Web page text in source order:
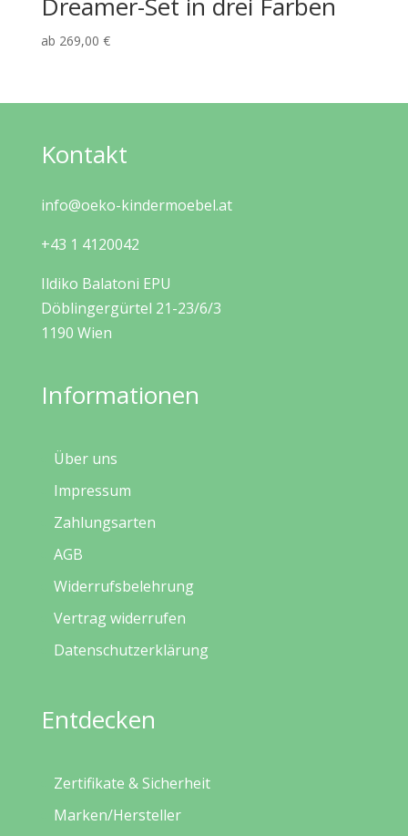
ab 269,00 €
Kontakt
info@oeko-kindermoebel.at
+43 1 4120042
Ildiko Balatoni EPU
Döblingergürtel 21-23/6/3
1190 Wien
Informationen
Über uns
Impressum
Zahlungsarten
AGB
Widerrufsbelehrung
Vertrag widerrufen
Datenschutzerklärung
Entdecken
Zertifikate & Sicherheit
Marken/Hersteller